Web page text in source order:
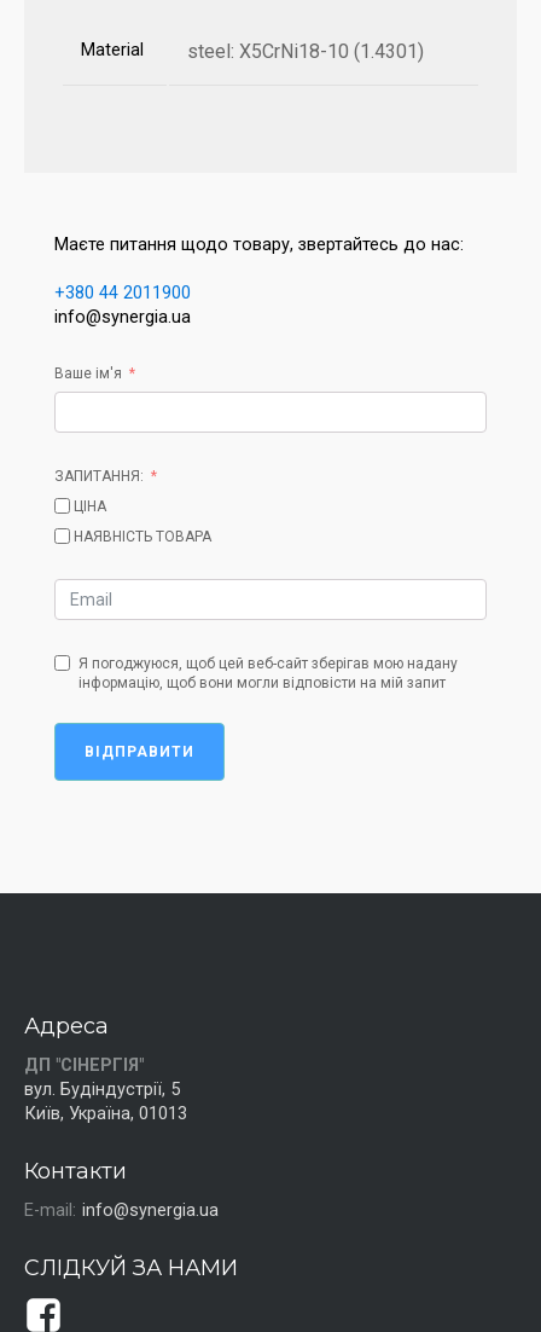
Material steel: X5CrNi18-10 (1.4301)
Маєте питання щодо товару, звертайтесь до нас:
+380 44 2011900
info@synergia.ua
Ваше ім'я
ЗАПИТАННЯ:
ЦІНА
НАЯВНІСТЬ ТОВАРА
Я погоджуюся, щоб цей веб-сайт зберігав мою надану
інформацію, щоб вони могли відповісти на мій запит
ВІДПРАВИТИ
Адреса
ДП "СІНЕРГІЯ"
вул. Будіндустрії, 5
Київ, Україна, 01013
Контакти
E-mail: info@synergia.ua
СЛІДКУЙ ЗА НАМИ